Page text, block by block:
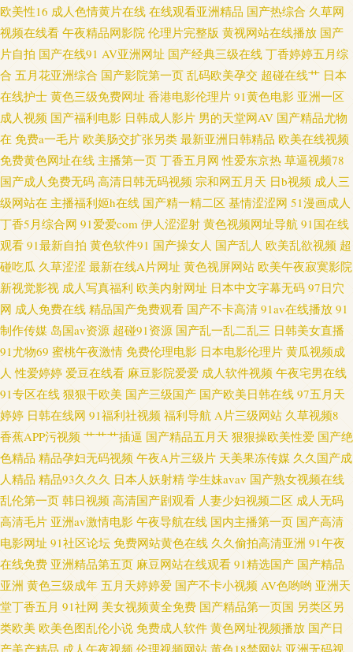
码91 日本在线免费网 69国精产品自偷 超碰碰av 手机在线有码A片 超碰人人
草798 老司机av综合网 午夜情色影院 变态AV导航网 精品人妻一区 日韩精品
大片 91竹菊国产 国产视频传媒色 欧美另类人与兽 午夜影院污 爱豆AV首页
后入影院 日韩欧美国产17 91美女网站 东方AV在线观看 麻豆三级视频 神马影
院午夜限制 超碰豆花AV 精东91 日韩欧美撸啊撸 91成长人版网 国产传媒91视
频 日韩专区视频 AV无码高清大片 九九黄视西瓜 神马午夜传媒 91视额 国产
播共享福利 黑人探花色图 日本骚女日B 91大神com
欧美性16 成人色情黄片在线 在线观看亚洲精品 国产热综合 久草网
视频在线看 午夜精品网影院 伦理片完整版 黄视网站在线播放 国产
片自拍 国产在线91 AV亚洲网址 国产经典三级在线 丁香婷婷五月综
合 五月花亚洲综合 国产影院第一页 乱码欧美孕交 超碰在线艹 日本
在线护士 黄色三级免费网址 香港电影伦理片 91黄色电影 亚洲一区
成人视频 国产福利电影 日韩成人影片 男的天堂网AV 国产精品尤物
在 免费a一毛片 欧美肠交扩张另类 最新亚洲日韩精品 欧美在线视频
免费黄色网址在线 主播第一页 丁香五月网 性爱东京热 草逼视频78
国产成人免费无码 高清日韩无码视频 宗和网五月天 日b视频 成人三
级网站在 主播福利姬h在线 国产精一精二区 基情涩涩网 51漫画成人
丁香5月综合网 91爱爱com 伊人涩涩射 黄色视频网址导航 91国在线
观看 91最新自拍 黄色软件91 国产操女人 国产乱人 欧美乱欲视频 超
碰吃瓜 久草涩涩 最新在线A片网址 黄色视屏网站 欧美午夜寂寞影院
新视觉影视 成人写真福利 欧美内射网址 日本中文字幕无码 97日穴
网 成人免费在线 精品国产免费观看 国产不卡高清 91av在线播放 91
制作传媒 岛国av资源 超碰91资源 国产乱一乱二乱三 日韩美女直播
91尤物69 蜜桃午夜激情 免费伦理电影 日本电影伦理片 黄瓜视频成
人 性爱婷婷 爱豆在线看 麻豆影院爱爱 成人软件视频 午夜宅男在线
91专区在线 狠狠干欧美 国产三级国产 国产欧美日韩在线 97五月天
婷婷 日韩在线网 91福利社视频 福利导航 A片三级网站 久草视频8
香蕉APP污视频 艹艹艹插逼 国产精品五月天 狠狠操欧美性爱 国产绝
色精品 精品孕妇无码视频 午夜A片三级片 天美果冻传媒 久久国产成
人精品 精品93久久久 日本人妖射精 学生妹avav 国产熟女视频在线
乱伦第一页 韩日视频 高清国产剧观看 人妻少妇视频二区 成人无码
高清毛片 亚洲av激情电影 午夜导航在线 国内主播第一页 国产高清
电影网址 91社区论坛 免费网站黄色在线 久久偷拍高清亚洲 91午夜
在线免费 亚洲精品第五页 麻豆网站在线观看 91精选国产 国产精品
亚洲 黄色三级成年 五月天婷婷爱 国产不卡小视频 AV色哟哟 亚洲天
堂丁香五月 91社网 美女视频黄全免费 国产精品第一页国 另类区另
类欧美 欧美色图乱伦小说 免费成人软件 黄色网址视频播放 国产日
产美产精品 成人午夜视频 伦理视频网站 黄色18禁网站 亚洲无码视